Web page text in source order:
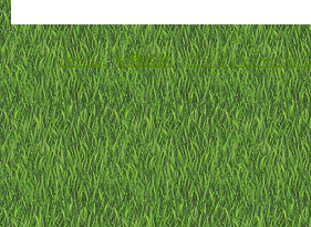
ホーム-利用規約-プライバシーポリ